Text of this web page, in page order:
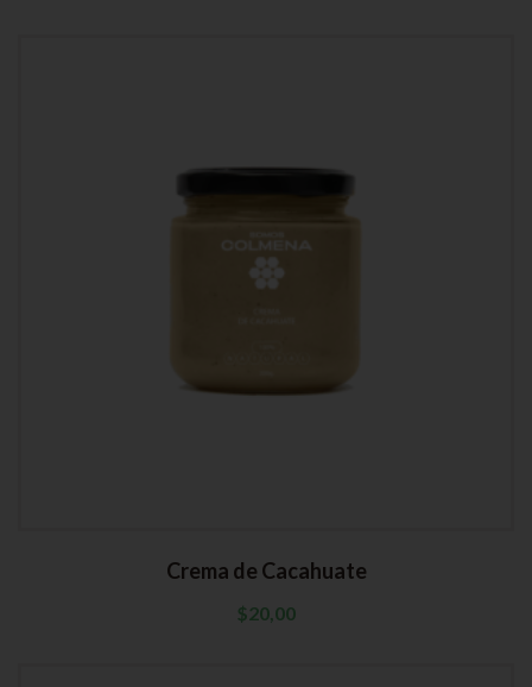
Crema de Cacahuate
$20,00